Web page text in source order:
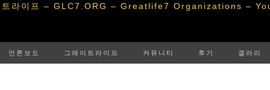
트라이프 – GLC7.ORG – Greatlife7 Organizations –
언론보도 그레이트라이프 커뮤니티 후기 갤러리